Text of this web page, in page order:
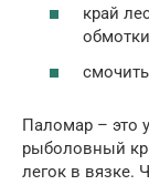
край
Паломар – это
рыболовный
легок в вязке.